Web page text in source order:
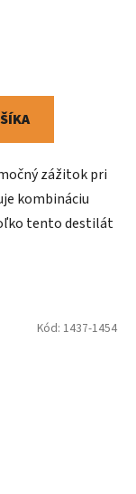
zážitok pri
kombináciu
tento destilát
Kód: 1437-1454